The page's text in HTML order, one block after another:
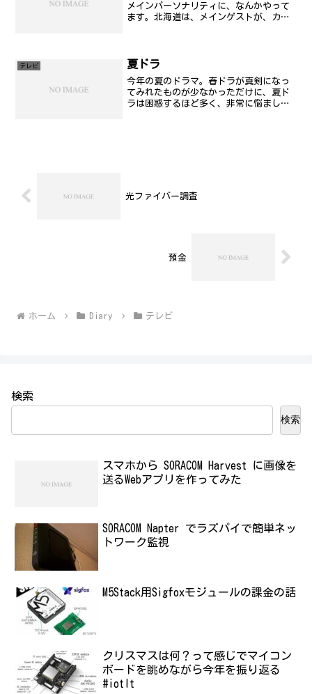
メインパーソナリティに、なんかやって
ます。北海道は、メインゲストが、カン
ず、モー娘。に萌えてみ...
テレビ 夏ドラ
今年の夏のドラマ。春ドラが真剣になっ
てみれたものが少なかっただけに、夏ド
ラは困惑するほど多く、非常に悩ましい
光ファイバー調査
預金
ホーム Diary テレビ
検索
検索
スマホから SORACOM Harvest に画像を
送るWebアプリを作ってみた
SORACOM Napter でラズパイで簡単ネッ
トワーク監視
M5Stack用Sigfoxモジュールの課金の話
クリスマスは何？って感じでマイコン
ボードを眺めながら今年を振り返る
#iotlt